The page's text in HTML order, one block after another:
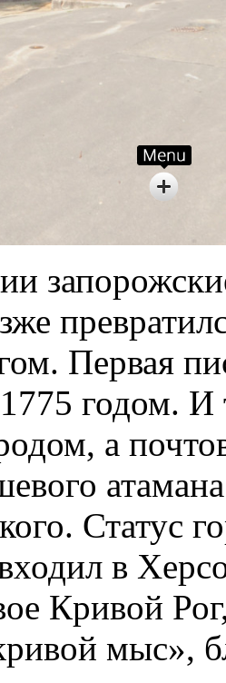
Первая
годом.
а
Статус
входил в
Кривой
мыс»,